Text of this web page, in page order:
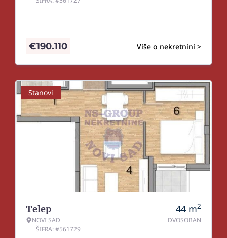
Više o nekretnini >
€190.110
Stanovi
Telep
NOVI SAD
ŠIFRA: #561729
44 m2
DVOSOBAN